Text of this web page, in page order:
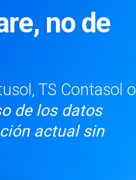
no de
TS Contasol o
de los datos
actual sin